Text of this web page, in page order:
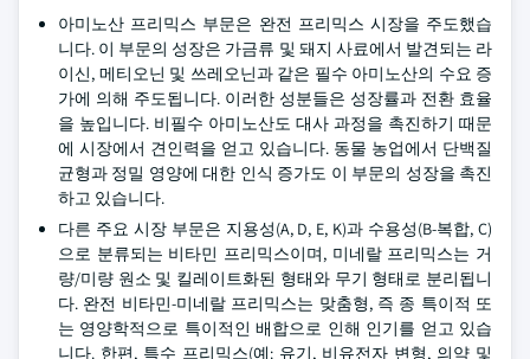
아미노산 프리믹스 부문은 완전 프리믹스 시장을 주도했습
니다. 이 부문의 성장은 가금류 및 돼지 사료에서 발견되는 라
이신, 메티오닌 및 쓰레오닌과 같은 필수 아미노산의 수요 증
가에 의해 주도됩니다. 이러한 성분들은 성장률과 전환 효율
을 높입니다. 비필수 아미노산도 대사 과정을 촉진하기 때문
에 시장에서 견인력을 얻고 있습니다. 동물 농업에서 단백질
균형과 정밀 영양에 대한 인식 증가도 이 부문의 성장을 촉진
하고 있습니다.
다른 주요 시장 부문은 지용성(A, D, E, K)과 수용성(B-복합, C)
으로 분류되는 비타민 프리믹스이며, 미네랄 프리믹스는 거
량/미량 원소 및 킬레이트화된 형태와 무기 형태로 분리됩니
다. 완전 비타민-미네랄 프리믹스는 맞춤형, 즉 종 특이적 또
는 영양학적으로 특이적인 배합으로 인해 인기를 얻고 있습
니다. 한편, 특수 프리믹스(예: 유기, 비유전자 변형, 의약 및